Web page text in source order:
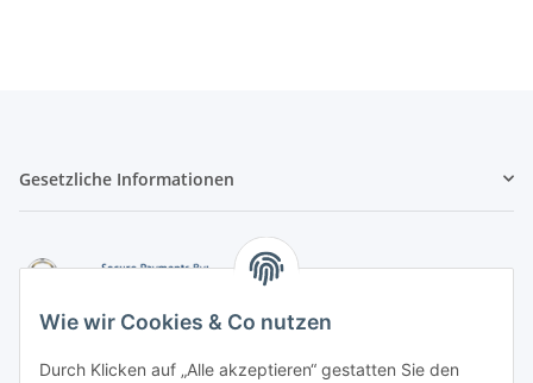
Wie wir Cookies & Co nutzen
Durch Klicken auf „Alle akzeptieren“ gestatten Sie den
Gesetzliche Informationen